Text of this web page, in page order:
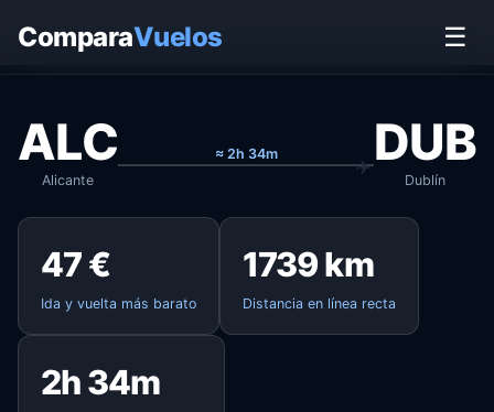
ComparaVuelos ☰
ALC
Alicante
≈ 2h 34m DUB
Dublín
47 €
Ida y vuelta más barato
1739 km
Distancia en línea recta
2h 34m